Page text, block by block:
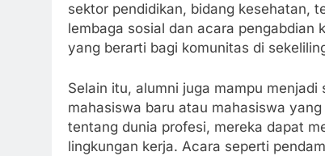
sektor pendidikan, bidang kesehatan,
lembaga sosial dan acara pengabdian
yang berarti bagi komunitas di
Selain itu, alumni juga mampu
mahasiswa baru atau mahasiswa
tentang dunia profesi, mereka dapat
lingkungan kerja. Acara seperti